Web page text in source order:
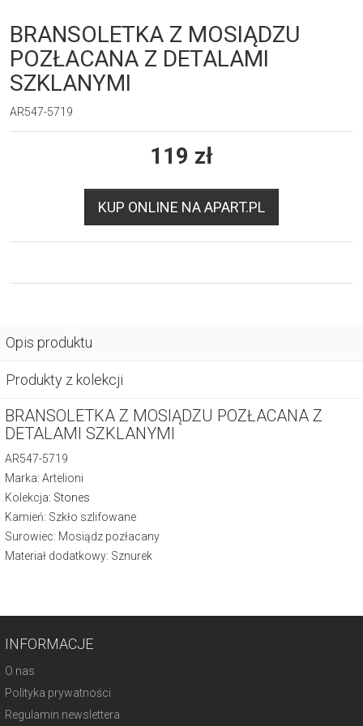
BRANSOLETKA Z MOSIĄDZU
POZŁACANA Z DETALAMI
SZKLANYMI
AR547-5719
119 zł
KUP ONLINE NA APART.PL
Opis produktu
Produkty z kolekcji
BRANSOLETKA Z MOSIĄDZU POZŁACANA Z
DETALAMI SZKLANYMI
AR547-5719
Marka: Artelioni
Kolekcja: Stones
Kamień: Szkło szlifowane
Surowiec: Mosiądz pozłacany
Materiał dodatkowy: Sznurek
INFORMACJE
O nas
Polityka prywatności
Regulamin newslettera